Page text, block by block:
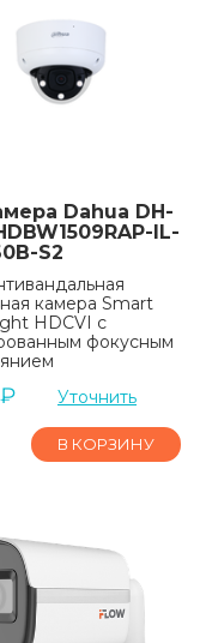
Dahua DH-
IL-
S2
камера Smart
HDCVI с
фокусным
₽ Уточнить
В КОРЗИНУ